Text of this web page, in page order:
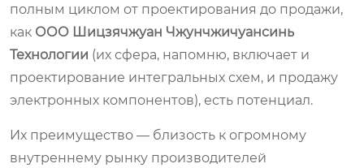
полным циклом от проектирования до продажи,
как ООО Шицзячжуан Чжунчжичуансинь
Технологии (их сфера, напомню, включает и
проектирование интегральных схем, и продажу
электронных компонентов), есть потенциал.
Их преимущество — близость к огромному
внутреннему рынку производителей